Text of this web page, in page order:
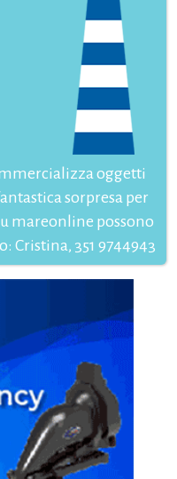
oggetti
sorpresa per
mareonline possono
351 9744943